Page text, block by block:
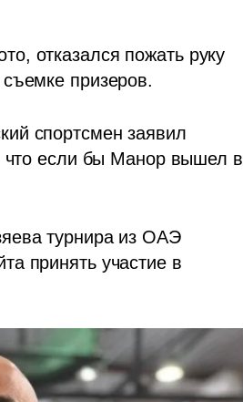
отказался пожать руку
призеров.
спортсмен заявил
что если бы Манор вышел в
турнира из ОАЭ
принять участие в